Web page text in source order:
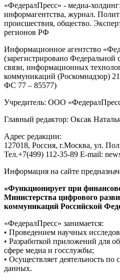
«ФедералПресс» - медиа-
информагентства, журнал.
происшествия, общество.
регионов РФ
Информационное агентство
(зарегистрировано Федеральной
связи, информационных
коммуникаций (Роскомнадзор)
ФС 77 – 85577)
Учредитель: ООО
Главный редактор: Оксак
Адрес редакции:
127018, Россия, г.Москва, ул.
Тел.+7(499) 112-35-89 E-mail:
Информация на сайте
«Функционирует при
Министерства цифрового
коммуникаций Российской
«ФедералПресс» занимается:
• Проведением научных
• Разработкой приложений для
сфере медиа и госслужбы;
• Осуществляет деятельность по
данных.